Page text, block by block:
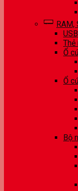
RAM,
USB
Thẻ
Ổ
Ổ
Bộ